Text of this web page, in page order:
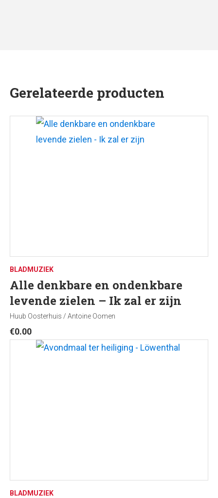
Gerelateerde producten
BLADMUZIEK
Alle denkbare en ondenkbare
levende zielen – Ik zal er zijn
Huub Oosterhuis / Antoine Oomen
€0.00
BLADMUZIEK